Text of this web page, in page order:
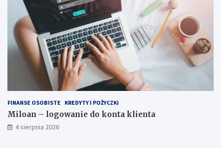
FINANSE OSOBISTE KREDYTY I POŻYCZKI
Miloan – logowanie do konta klienta
4 sierpnia 2026